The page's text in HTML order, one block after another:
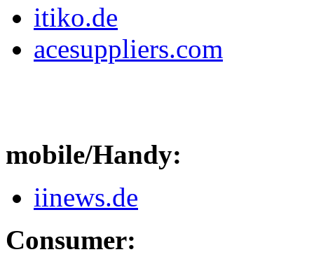
itiko.de
acesuppliers.com
mobile/Handy:
iinews.de
Consumer: